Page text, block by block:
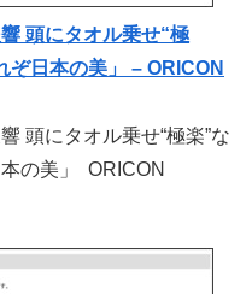
頭にタオル乗せ“極
ぞ日本の美」 – ORICON
頭にタオル乗せ“極楽”な
の美」 ORICON